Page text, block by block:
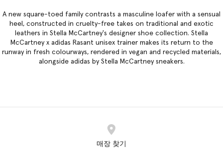
A new square-toed family contrasts a masculine loafer with a sensual
heel, constructed in cruelty-free takes on traditional and exotic
leathers in Stella McCartney's designer shoe collection. Stella
McCartney x adidas Rasant unisex trainer makes its return to the
runway in fresh colourways, rendered in vegan and recycled materials,
alongside adidas by Stella McCartney sneakers.
매장 찾기